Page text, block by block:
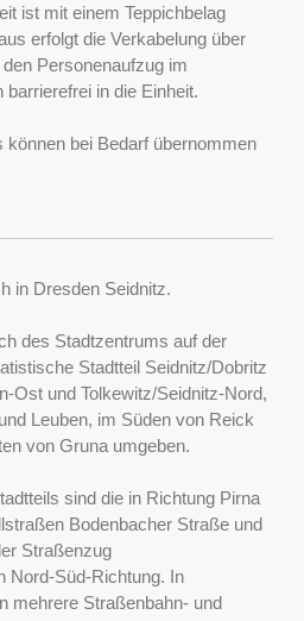
ist mit einem Teppichbelag
erfolgt die Verkabelung über
Personenaufzug im
in die Einheit.
können bei Bedarf übernommen
in Dresden Seidnitz.
des Stadtzentrums auf der
Stadtteil Seidnitz/Dobritz
Ost und Tolkewitz/Seidnitz-Nord,
Leuben, im Süden von Reick
von Gruna umgeben.
sind die in Richtung Pirna
Bodenbacher Straße und
Straßenzug
Nord-Süd-Richtung. In
mehrere Straßenbahn- und